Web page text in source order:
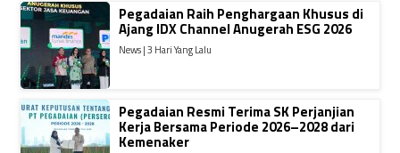
Pegadaian Raih Penghargaan Khusus di
Ajang IDX Channel Anugerah ESG 2026
News | 3 Hari Yang Lalu
Pegadaian Resmi Terima SK Perjanjian
Kerja Bersama Periode 2026–2028 dari
Kemenaker